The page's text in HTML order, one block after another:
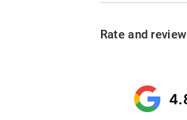
Rate and review